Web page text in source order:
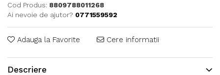
Cod Produs: 8809788011268
Ai nevoie de ajutor? 0771559592
Adauga la Favorite Cere informatii
Descriere